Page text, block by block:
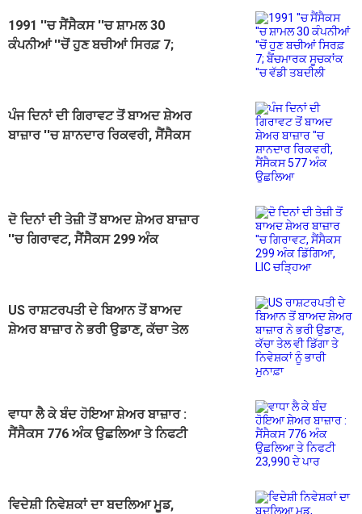
1991 ''ਚ ਸੈਂਸੈਕਸ ''ਚ ਸ਼ਾਮਲ 30
ਕੰਪਨੀਆਂ ''ਚੋਂ ਹੁਣ ਬਚੀਆਂ ਸਿਰਫ਼ 7;
ਪੰਜ ਦਿਨਾਂ ਦੀ ਗਿਰਾਵਟ ਤੋਂ ਬਾਅਦ ਸ਼ੇਅਰ
ਬਾਜ਼ਾਰ ''ਚ ਸ਼ਾਨਦਾਰ ਰਿਕਵਰੀ, ਸੈਂਸੈਕਸ
ਦੋ ਦਿਨਾਂ ਦੀ ਤੇਜ਼ੀ ਤੋਂ ਬਾਅਦ ਸ਼ੇਅਰ ਬਾਜ਼ਾਰ
''ਚ ਗਿਰਾਵਟ, ਸੈਂਸੈਕਸ 299 ਅੰਕ
US ਰਾਸ਼ਟਰਪਤੀ ਦੇ ਬਿਆਨ ਤੋਂ ਬਾਅਦ
ਸ਼ੇਅਰ ਬਾਜ਼ਾਰ ਨੇ ਭਰੀ ਉਡਾਣ, ਕੱਚਾ ਤੇਲ
ਵਾਧਾ ਲੈ ਕੇ ਬੰਦ ਹੋਇਆ ਸ਼ੇਅਰ ਬਾਜ਼ਾਰ :
ਸੈਂਸੈਕਸ 776 ਅੰਕ ਉਛਲਿਆ ਤੇ ਨਿਫਟੀ
ਵਿਦੇਸ਼ੀ ਨਿਵੇਸ਼ਕਾਂ ਦਾ ਬਦਲਿਆ ਮੂਡ,